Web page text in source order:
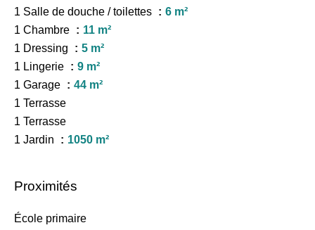
1 Salle de douche / toilettes
6 m²
1 Chambre
11 m²
1 Dressing
5 m²
1 Lingerie
9 m²
1 Garage
44 m²
1 Terrasse
1 Terrasse
1 Jardin
1050 m²
Proximités
École primaire